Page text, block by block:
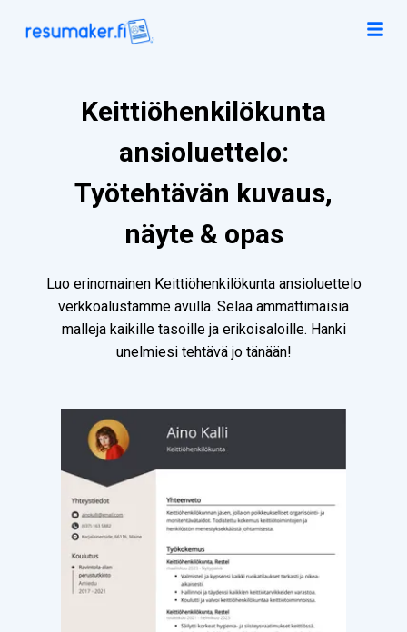
Keittiöhenkilökunta
ansioluettelo:
Työtehtävän kuvaus,
näyte & opas
Luo erinomainen Keittiöhenkilökunta ansioluettelo
verkkoalustamme avulla. Selaa ammattimaisia
malleja kaikille tasoille ja erikoisaloille. Hanki
unelmiesi tehtävä jo tänään!